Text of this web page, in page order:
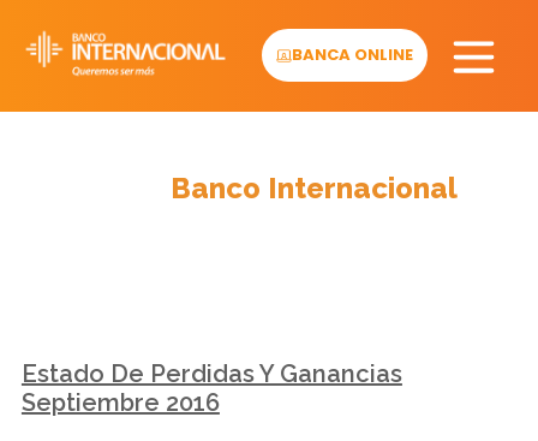
content
BANCA ONLINE
Banco Internacional
Estado De Perdidas Y Ganancias
Septiembre 2016